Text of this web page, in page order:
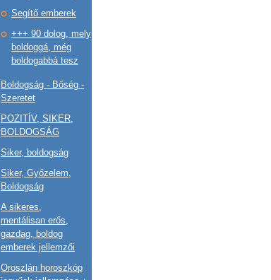
Segítő emberek
+++ 90 dolog, mely
boldoggá, még
boldogabbá tesz
Boldogság - Bőség -
Szeretet
POZITÍV, SIKER,
BOLDOGSÁG
Siker, boldogság
Siker, Győzelem,
Boldogság
A sikeres,
mentálisan erős,
gazdag, boldog
emberek jellemzői
Oroszlán horoszkóp